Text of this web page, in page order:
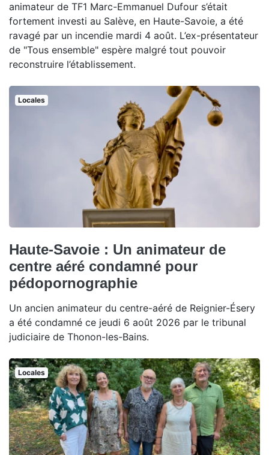
animateur de TF1 Marc-Emmanuel Dufour s’était
fortement investi au Salève, en Haute-Savoie, a été
ravagé par un incendie mardi 4 août. L’ex-présentateur
de "Tous ensemble" espère malgré tout pouvoir
reconstruire l’établissement.
Locales
Haute-Savoie : Un animateur de
centre aéré condamné pour
pédopornographie
Un ancien animateur du centre-aéré de Reignier-Ésery
a été condamné ce jeudi 6 août 2026 par le tribunal
judiciaire de Thonon-les-Bains.
Locales